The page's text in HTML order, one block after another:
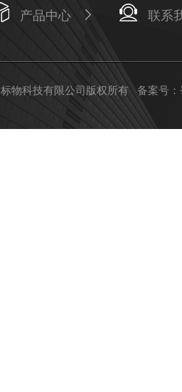
产品中心 联系
物科技有限公司版权所有 备案号：